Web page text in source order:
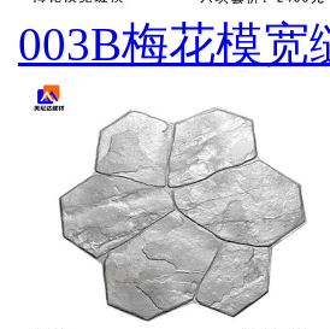
003B梅花模宽